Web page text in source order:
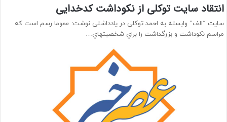
انتقاد سایت توکلی از نکوداشت کدخدایی
سایت “الف” وابسته به احمد توکلی در یادداشتی نوشت: عموما رسم است كه
مراسم نكوداشت و بزرگداشت را براي شخصيتهاي…